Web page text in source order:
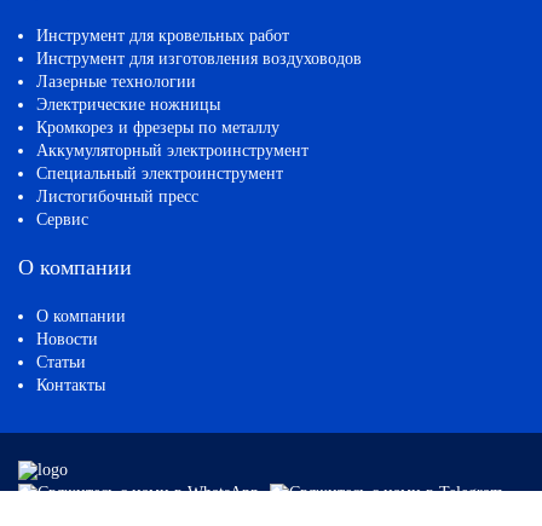
Инструмент для кровельных работ
Инструмент для изготовления воздуховодов
Лазерные технологии
Электрические ножницы
Кромкорез и фрезеры по металлу
Аккумуляторный электроинструмент
Специальный электроинструмент
Листогибочный пресс
Сервис
О компании
О компании
Новости
Статьи
Контакты